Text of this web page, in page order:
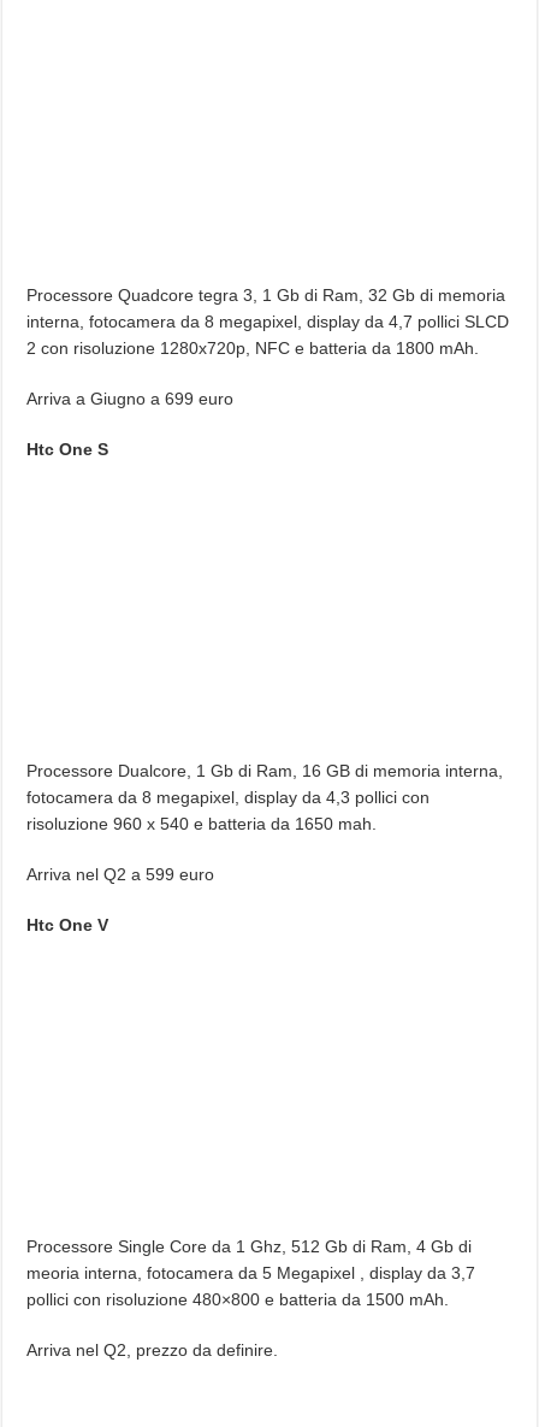
Processore Quadcore tegra 3, 1 Gb di Ram, 32 Gb di memoria
interna, fotocamera da 8 megapixel, display da 4,7 pollici SLCD
2 con risoluzione 1280x720p, NFC e batteria da 1800 mAh.
Arriva a Giugno a 699 euro
Htc One S
Processore Dualcore, 1 Gb di Ram, 16 GB di memoria interna,
fotocamera da 8 megapixel, display da 4,3 pollici con
risoluzione 960 x 540 e batteria da 1650 mah.
Arriva nel Q2 a 599 euro
Htc One V
Processore Single Core da 1 Ghz, 512 Gb di Ram, 4 Gb di
meoria interna, fotocamera da 5 Megapixel , display da 3,7
pollici con risoluzione 480×800 e batteria da 1500 mAh.
Arriva nel Q2, prezzo da definire.